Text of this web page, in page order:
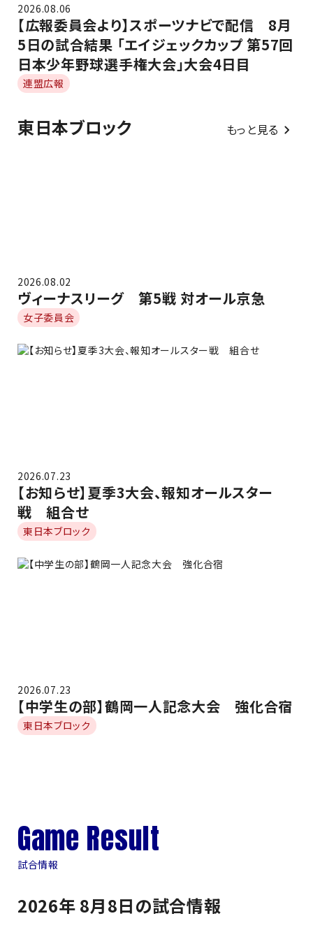
2026.08.06
【広報委員会より】スポーツナビで配信 8月
5日の試合結果 「エイジェックカップ 第57回
日本少年野球選手権大会」大会4日目
連盟広報
東日本ブロック もっと見る
2026.08.02
ヴィーナスリーグ 第5戦 対オール京急
女子委員会
2026.07.23
【お知らせ】夏季3大会、報知オールスター
戦 組合せ
東日本ブロック
2026.07.23
【中学生の部】鶴岡一人記念大会 強化合宿
東日本ブロック
Game Result
試合情報
2026年 8月8日の試合情報